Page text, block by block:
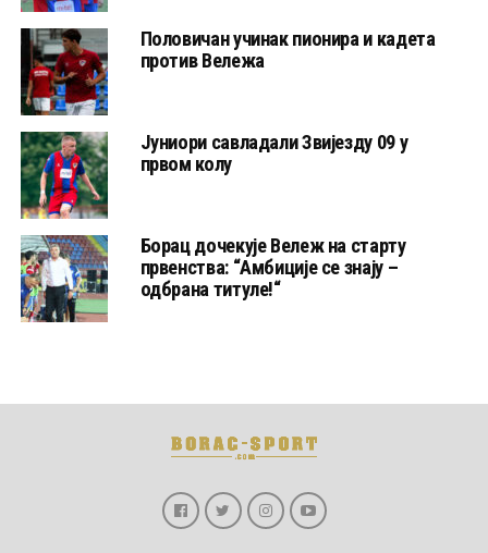
Половичан учинак пионира и кадета
против Вележа
Јуниори савладали Звијезду 09 у
првом колу
Борац дочекује Вележ на старту
првенства: “Амбиције се знају –
одбрана титуле!“